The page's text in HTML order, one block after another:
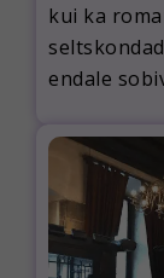
kui ka
endale